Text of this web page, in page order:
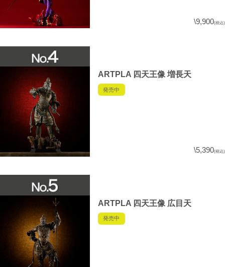
\9,900(税込)
ARTPLA 四天王像 増長天
発売中
\5,390(税込)
ARTPLA 四天王像 広目天
発売中